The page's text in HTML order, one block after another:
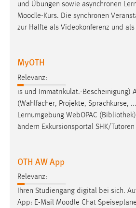
und Übungen sowie asynchronen
Moodle-Kurs. Die synchronen
zur Hälfte als Videokonferenz und
MyOTH
Relevanz:
is und Im­mat­ri­kulat.-Bescheinigung)
(Wahlfächer, Projekte, Sprachkurse,
Lernumgebung WebOPAC
ändern Exkursionsportal SHK/
OTH AW App
Relevanz:
Ihren Studiengang digital bei sich.
App: E-Mail Moodle Chat
Vimeo